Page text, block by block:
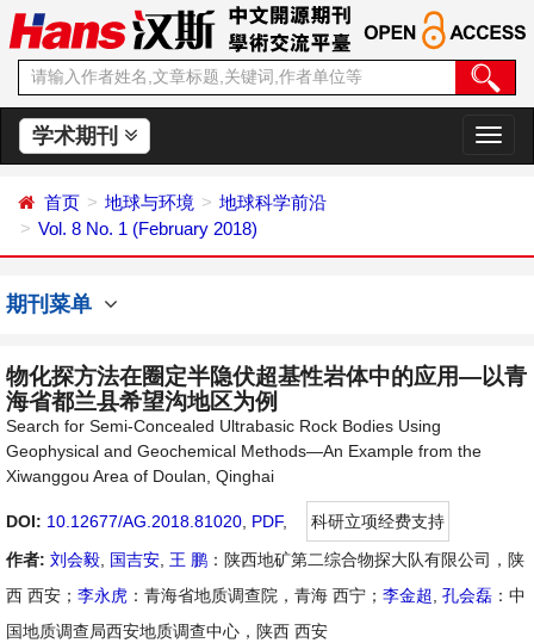
学术期刊
切
换
首页 地球与环境
地球科学前沿
Vol. 8 No. 1 (February 2018)
期刊菜单
物化探方法在圈定半隐伏超基性岩体中的应用—以青
海省都兰县希望沟地区为例
Search for Semi-Concealed Ultrabasic Rock Bodies Using
Geophysical and Geochemical Methods—An Example from the
Xiwanggou Area of Doulan, Qinghai
DOI: 10.12677/AG.2018.81020 PDF,
科研立项经费支持
作者: 刘会毅 国吉安 王 鹏 ：陕西地矿第二综合物探大队有限公司，陕
西 西安； 李永虎 ：青海省地质调查院，青海 西宁； 李金超 孔会磊 ：中
国地质调查局西安地质调查中心，陕西 西安